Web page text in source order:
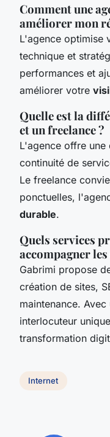
Comment une
améliorer mon
L'agence optimise
technique et
performances et
améliorer votre
Quelle est la
et un freelance ?
L'agence offre
continuité de
Le freelance
ponctuelles,
durable.
Quels services
accompagner
Gabrimi propose
création de sites,
maintenance.
interlocuteur
transformation
Internet